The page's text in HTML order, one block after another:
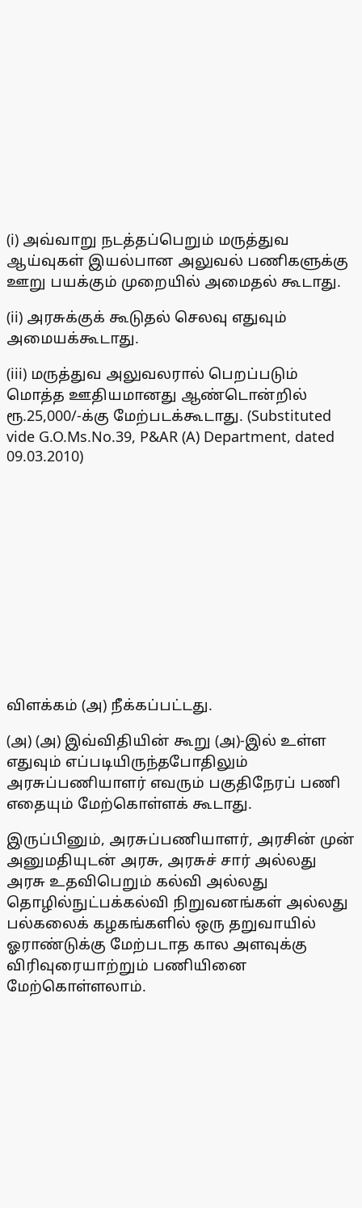
(i) அவ்வாறு நடத்தப்பெறும் மருத்துவ
ஆய்வுகள் இயல்பான அலுவல் பணிகளுக்கு
ஊறு பயக்கும் முறையில் அமைதல் கூடாது.
(ii) அரசுக்குக் கூடுதல் செலவு எதுவும்
அமையக்கூடாது.
(iii) மருத்துவ அலுவலரால் பெறப்படும்
மொத்த ஊதியமானது ஆண்டொன்றில்
ரூ.25,000/-க்கு மேற்படக்கூடாது. (Substituted
vide G.O.Ms.No.39, P&AR (A) Department, dated
09.03.2010)
விளக்கம் (அ) நீக்கப்பட்டது.
(அ) (அ) இவ்விதியின் கூறு (அ)-இல் உள்ள
எதுவும் எப்படியிருந்தபோதிலும்
அரசுப்பணியாளர் எவரும் பகுதிநேரப் பணி
எதையும் மேற்கொள்ளக் கூடாது.
இருப்பினும், அரசுப்பணியாளர், அரசின் முன்
அனுமதியுடன் அரசு, அரசுச் சார் அல்லது
அரசு உதவிபெறும் கல்வி அல்லது
தொழில்நுட்பக்கல்வி நிறுவனங்கள் அல்லது
பல்கலைக் கழகங்களில் ஒரு தறுவாயில்
ஓராண்டுக்கு மேற்படாத கால அளவுக்கு
விரிவுரையாற்றும் பணியினை
மேற்கொள்ளலாம்.